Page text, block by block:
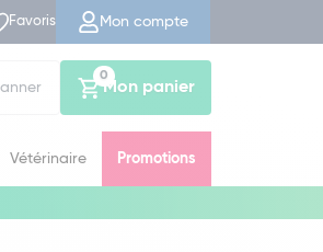
Favoris Mon compte
Mon panier
0
Vétérinaire Promotions